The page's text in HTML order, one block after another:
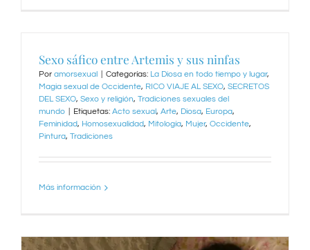
Sexo sáfico entre Artemis y sus ninfas
Por amorsexual Categorías: La Diosa en todo tiempo y lugar,
Magia sexual de Occidente, RICO VIAJE AL SEXO, SECRETOS
DEL SEXO, Sexo y religión, Tradiciones sexuales del
mundo
Etiquetas: Acto sexual, Arte, Diosa, Europa,
Feminidad, Homosexualidad, Mitología, Mujer, Occidente,
Pintura, Tradiciones
Más información